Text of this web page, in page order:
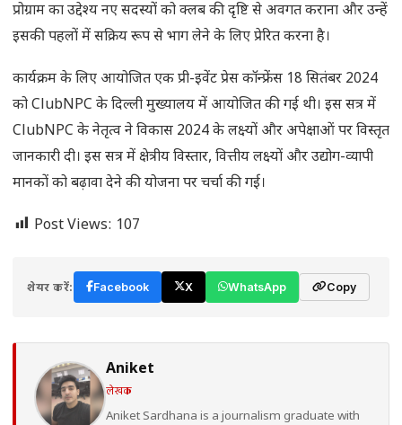
प्रोग्राम का उद्देश्य नए सदस्यों को क्लब की दृष्टि से अवगत कराना और उन्हें
इसकी पहलों में सक्रिय रूप से भाग लेने के लिए प्रेरित करना है।
कार्यक्रम के लिए आयोजित एक प्री-इवेंट प्रेस कॉन्फ्रेंस 18 सितंबर 2024
को ClubNPC के दिल्ली मुख्यालय में आयोजित की गई थी। इस सत्र में
ClubNPC के नेतृत्व ने विकास 2024 के लक्ष्यों और अपेक्षाओं पर विस्तृत
जानकारी दी। इस सत्र में क्षेत्रीय विस्तार, वित्तीय लक्ष्यों और उद्योग-व्यापी
मानकों को बढ़ावा देने की योजना पर चर्चा की गई।
Post Views: 107
शेयर करें: Facebook X WhatsApp Copy
Aniket
लेखक
Aniket Sardhana is a journalism graduate with